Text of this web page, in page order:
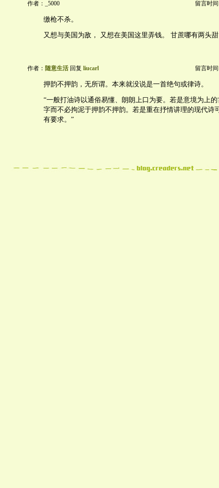
作者：_5000 留言时间
缴枪不杀。
又想与美国为敌， 又想在美国这里弄钱。 甘蔗哪有两头
作者： 随意生活 回复 liucarl 留言时间
押韵不押韵，无所谓。本来就没说是一首绝句或律诗。
“一般打油诗以通俗易懂、朗朗上口为要。若是意境为上
字而不必拘泥于押韵不押韵。若是重在抒情讲理的现代诗
有要求。”